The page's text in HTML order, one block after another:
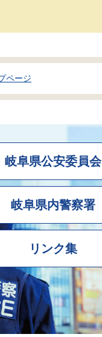
ページ
岐阜県公安委員会
岐阜県内警察署
リンク集